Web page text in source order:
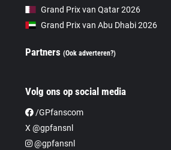
Grand Prix van Qatar 2026
Grand Prix van Abu Dhabi 2026
Partners(Ook adverteren?)
Volg ons op social media
/GPfanscom
X @gpfansnl
@gpfansnl